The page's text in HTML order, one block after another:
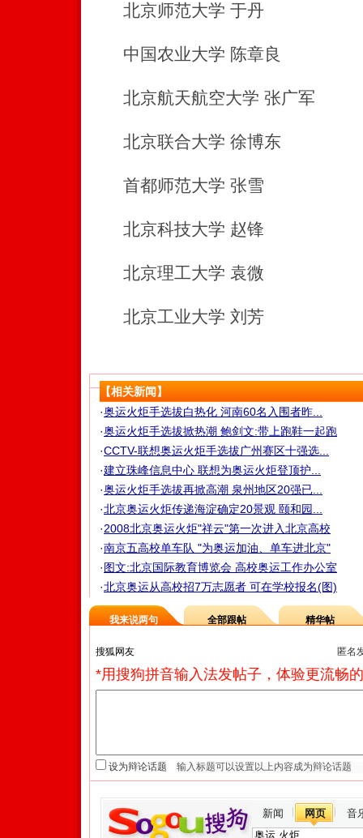
北京师范大学 于丹
中国农业大学 陈章良
北京航天航空大学 张广军
北京联合大学 徐博东
首都师范大学 张雪
北京科技大学 赵锋
北京理工大学 袁微
北京工业大学 刘芳
【相关新闻】
·奥运火炬手选拔白热化 河南60名入围者昨...
·奥运火炬手选拔掀热潮 鲍剑文:带上跑鞋一起跑
·CCTV-联想奥运火炬手选拔广州赛区十强选...
·建立珠峰信息中心 联想为奥运火炬登顶护...
·奥运火炬手选拔再掀高潮 泉州地区20强已...
·北京奥运火炬传递海淀确定20景观 颐和园...
·2008北京奥运火炬"祥云"第一次进入北京高校
·南京五高校单车队 "为奥运加油、单车进北京"
·图文:北京国际教育博览会 高校奥运工作办公室
·北京奥运从高校招7万志愿者 可在学校报名(图)
我来说两句 全部跟帖 精华帖
匿名
*用搜狗拼音输入法发帖子，体验更流畅
设为辩论话题
新闻 网页 音